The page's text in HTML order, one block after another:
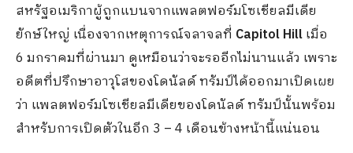
สหรัฐอเมริกาผู้ถูกแบนจากแพลตฟอร์มโซเชียลมีเดีย
ยักษ์ใหญ่ เนื่องจากเหตุการณ์จลาจลที่ Capitol Hillเมื่อ
6 มกราคมที่ผ่านมา ดูเหมือนว่าจะรออีกไม่นานแล้ว เพราะ
อดีตที่ปรึกษาอาวุโสของโดนัลด์ ทรัมป์ได้ออกมาเปิดเผย
ว่า แพลตฟอร์มโซเชียลมีเดียของโดนัลด์ ทรัมป์นั้นพร้อม
สำหรับการเปิดตัวในอีก 3 – 4 เดือนข้างหน้านี้แน่นอน